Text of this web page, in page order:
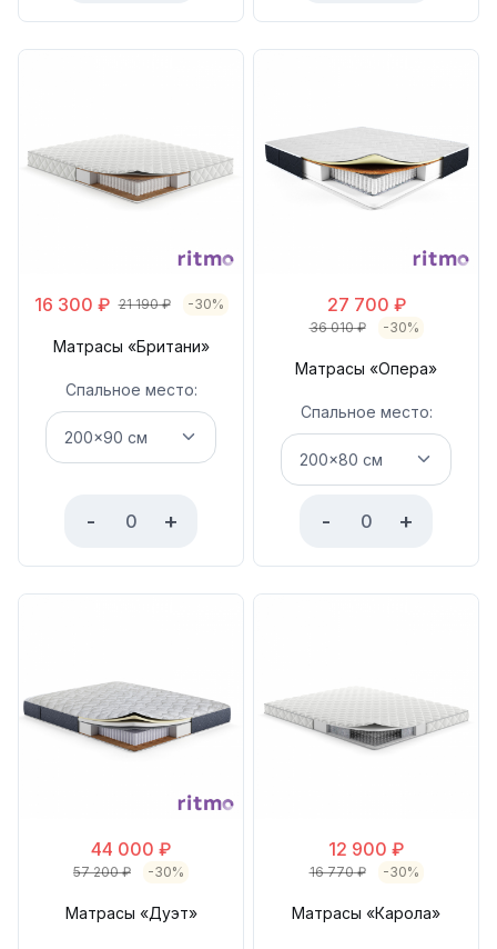
16 300 ₽ 21 190₽ -30%
Матрасы «Британи»
Спальное место:
- +
27 700 ₽
36 010₽ -30%
Матрасы «Опера»
Спальное место:
- +
44 000 ₽
57 200₽ -30%
Матрасы «Дуэт»
12 900 ₽
16 770₽ -30%
Матрасы «Карола»